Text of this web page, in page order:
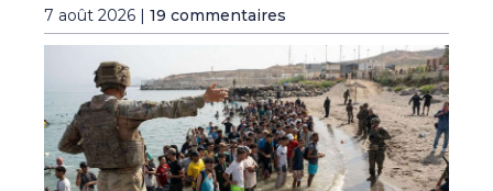
7 août 2026 | 19 commentaires